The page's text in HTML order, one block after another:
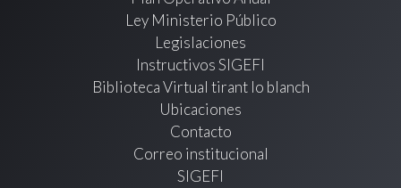
Ley Ministerio Público
Legislaciones
Instructivos SIGEFI
Biblioteca Virtual tirant lo blanch
Ubicaciones
Contacto
Correo institucional
SIGEFI